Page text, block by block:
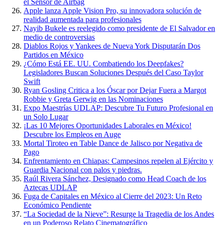
el Sensor de Airbag
Apple lanza Apple Vision Pro, su innovadora solución de
realidad aumentada para profesionales
Nayib Bukele es reelegido como presidente de El Salvador en
medio de controversias
Diablos Rojos y Yankees de Nueva York Disputarán Dos
Partidos en México
¿Cómo Está EE. UU. Combatiendo los Deepfakes?
Legisladores Buscan Soluciones Después del Caso Taylor
Swift
Ryan Gosling Critica a los Óscar por Dejar Fuera a Margot
Robbie y Greta Gerwig en las Nominaciones
Expo Maestrías UDLAP: Descubre Tu Futuro Profesional en
un Solo Lugar
¡Las 10 Mejores Oportunidades Laborales en México!
Descubre los Empleos en Auge
Mortal Tiroteo en Table Dance de Jalisco por Negativa de
Pago
Enfrentamiento en Chiapas: Campesinos repelen al Ejército y
Guardia Nacional con palos y piedras.
Raúl Rivera Sánchez, Designado como Head Coach de los
Aztecas UDLAP
Fuga de Capitales en México al Cierre del 2023: Un Reto
Económico Pendiente
“La Sociedad de la Nieve”: Resurge la Tragedia de los Andes
en un Poderoso Relato Cinematográfico